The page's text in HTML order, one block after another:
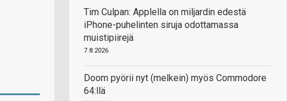
Tim Culpan: Applella on miljardin edestä
iPhone-puhelinten siruja odottamassa
muistipiirejä
7.8.2026
Doom pyörii nyt (melkein) myös Commodore
64:llä